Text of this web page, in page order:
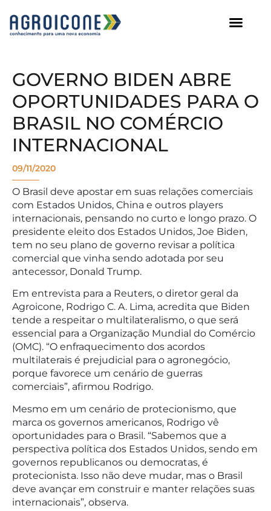
GOVERNO BIDEN ABRE
OPORTUNIDADES PARA O
BRASIL NO COMÉRCIO
INTERNACIONAL
09/11/2020
O Brasil deve apostar em suas relações comerciais
com Estados Unidos, China e outros players
internacionais, pensando no curto e longo prazo. O
presidente eleito dos Estados Unidos, Joe Biden,
tem no seu plano de governo revisar a política
comercial que vinha sendo adotada por seu
antecessor, Donald Trump.
Em entrevista para a Reuters, o diretor geral da
Agroicone, Rodrigo C. A. Lima, acredita que Biden
tende a respeitar o multilateralismo, o que será
essencial para a Organização Mundial do Comércio
(OMC). “O enfraquecimento dos acordos
multilaterais é prejudicial para o agronegócio,
porque favorece um cenário de guerras
comerciais”, afirmou Rodrigo.
Mesmo em um cenário de protecionismo, que
marca os governos americanos, Rodrigo vê
oportunidades para o Brasil. “Sabemos que a
perspectiva política dos Estados Unidos, sendo em
governos republicanos ou democratas, é
protecionista. Isso não deve mudar, mas o Brasil
deve avançar em construir e manter relações suas
internacionais”, observa.